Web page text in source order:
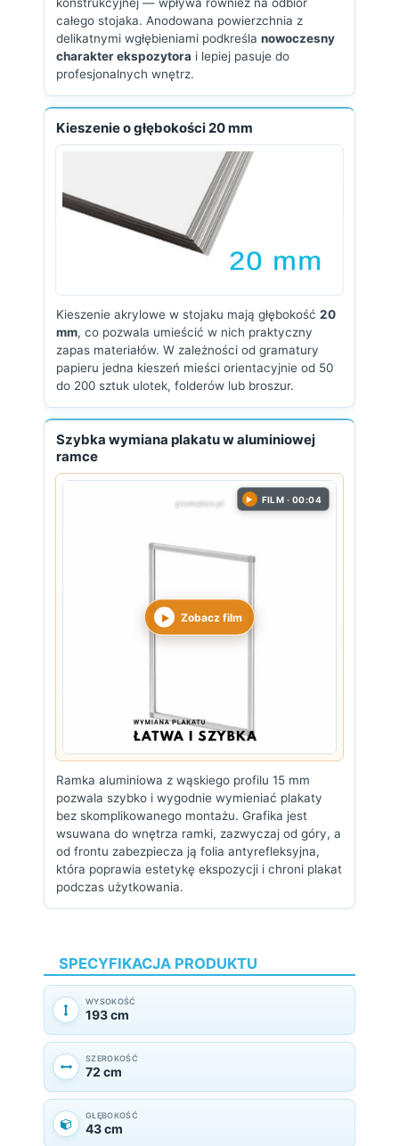
całego stojaka. Anodowana powierzchnia z
delikatnymi wgłębieniami podkreśla nowoczesny
charakter ekspozytora i lepiej pasuje do
profesjonalnych wnętrz.
Kieszenie o głębokości 20 mm
Kieszenie akrylowe w stojaku mają głębokość 20
mm, co pozwala umieścić w nich praktyczny
zapas materiałów. W zależności od gramatury
papieru jedna kieszeń mieści orientacyjnie od 50
do 200 sztuk ulotek, folderów lub broszur.
Szybka wymiana plakatu w aluminiowej
ramce
▶ FILM · 00:04
Zobacz film
Ramka aluminiowa z wąskiego profilu 15 mm
pozwala szybko i wygodnie wymieniać plakaty
bez skomplikowanego montażu. Grafika jest
wsuwana do wnętrza ramki, zazwyczaj od góry, a
od frontu zabezpiecza ją folia antyrefleksyjna,
która poprawia estetykę ekspozycji i chroni plakat
podczas użytkowania.
SPECYFIKACJA PRODUKTU
WYSOKOŚĆ
193 cm
SZEROKOŚĆ
72 cm
GŁĘBOKOŚĆ
43 cm